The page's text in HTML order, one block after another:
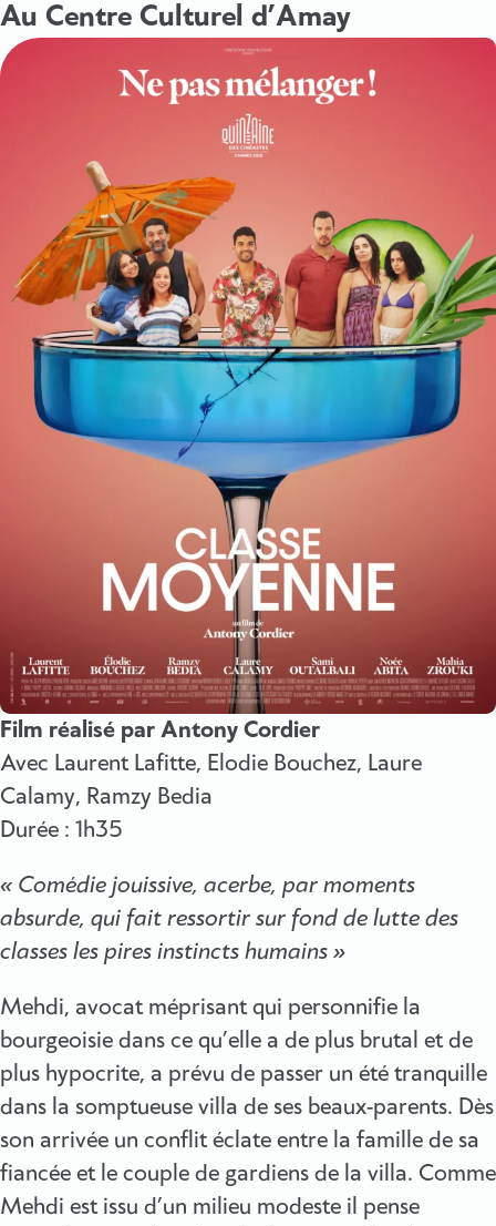
Au Centre Culturel d’Amay
Film réalisé par Antony Cordier
Avec Laurent Lafitte, Elodie Bouchez, Laure
Calamy, Ramzy Bedia
Durée : 1h35
« Comédie jouissive, acerbe, par moments
absurde, qui fait ressortir sur fond de lutte des
classes les pires instincts humains »
Mehdi, avocat méprisant qui personnifie la
bourgeoisie dans ce qu’elle a de plus brutal et de
plus hypocrite, a prévu de passer un été tranquille
dans la somptueuse villa de ses beaux-parents. Dès
son arrivée un conflit éclate entre la famille de sa
fiancée et le couple de gardiens de la villa. Comme
Mehdi est issu d’un milieu modeste il pense